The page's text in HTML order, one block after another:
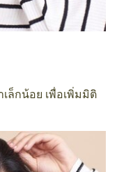
ล็กน้อย เพื่อเพิ่มมิติ